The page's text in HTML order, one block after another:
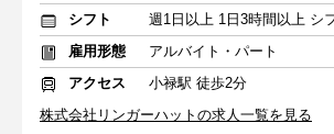
シフト
雇用形態
アルバイト・パート
アクセス
小禄駅 徒歩2分
株式会社リンガーハットの求人一覧を見る